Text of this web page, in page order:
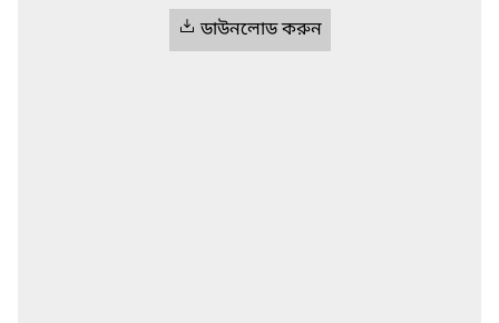
ডাউনলোড করুন